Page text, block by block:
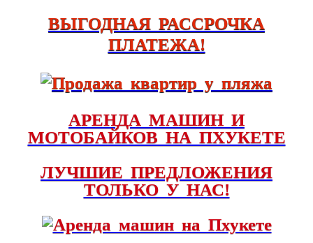
ВЫГОДНАЯ РАССРОЧКА
ПЛАТЕЖА!
АРЕНДА МАШИН И
МОТОБАЙКОВ НА ПХУКЕТЕ
ЛУЧШИЕ ПРЕДЛОЖЕНИЯ
ТОЛЬКО У НАС!